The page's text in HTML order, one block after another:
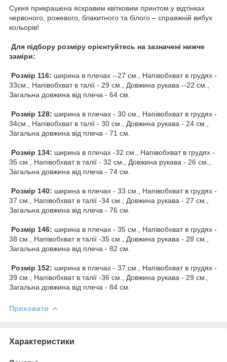
Сукня прикрашена яскравим квітковим принтом у відтінках
червоного, рожевого, блакитного та білого – справжній вибух
кольорів!
Для підбору розміру орієнтуйтесь на зазначені нижче
заміри:
Розмір 116: ширина в плечах --27 см., Напівобхват в грудях -
33см., Напівобхват в талії - 29 см., Довжина рукава --22 см.,
Загальна довжина від плеча - 64 см.
Розмір 128: ширина в плечах - 30 см., Напівобхват в грудях -
34см., Напівобхват в талії - 30 см., Довжина рукава - 24 см.,
Загальна довжина від плеча - 71 см.
Розмір 134: ширина в плечах -32 см., Напівобхват в грудях -
35 см., Напівобхват в талії - 32 см., Довжина рукава - 26 см.,
Загальна довжина від плеча - 74 см.
Розмір 140: ширина в плечах - 33 см., Напівобхват в грудях -
37 см., Напівобхват в талії -34 см., Довжина рукава - 27 см.,
Загальна довжина від плеча - 76 см.
Розмір 146: ширина в плечах - 35 см., Напівобхват в грудях -
38 см., Напівобхват в талії -35 см., Довжина рукава - 28 см.,
Загальна довжина від плеча - 82 см.
Розмір 152: ширина в плечах - 37 см., Напівобхват в грудях -
39 см., Напівобхват в талії -36 см., Довжина рукава - 29 см.,
Загальна довжина від плеча - 84 см.
Приховати
Характеристики